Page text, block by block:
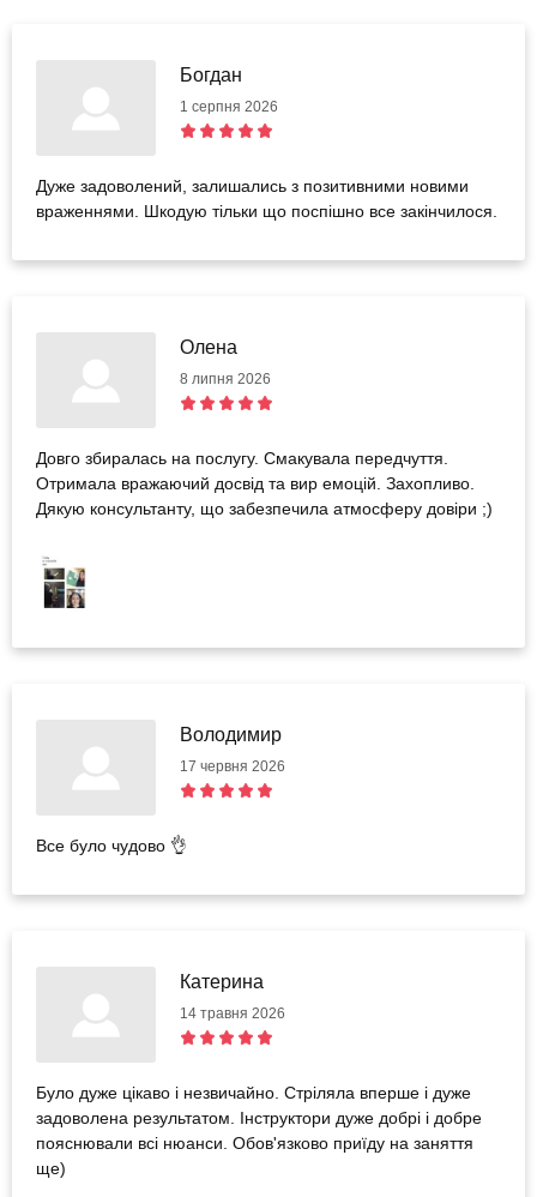
Богдан
1 серпня 2026
Дуже задоволений, залишались з позитивними новими
враженнями. Шкодую тільки що поспішно все закінчилося.
Олена
8 липня 2026
Довго збиралась на послугу. Смакувала передчуття.
Отримала вражаючий досвід та вир емоцій. Захопливо.
Дякую консультанту, що забезпечила атмосферу довіри ;)
Володимир
17 червня 2026
Все було чудово 👌
Катерина
14 травня 2026
Було дуже цікаво і незвичайно. Стріляла вперше і дуже
задоволена результатом. Інструктори дуже добрі і добре
пояснювали всі нюанси. Обов'язково приїду на заняття
ще)